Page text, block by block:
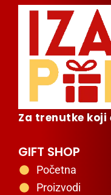
Za trenutke
GIFT SHOP
Početna
Proizvodi